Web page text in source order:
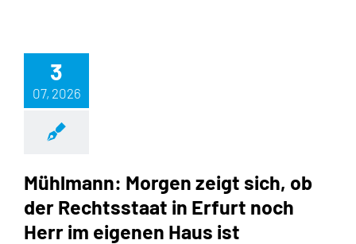
3
07, 2026
Mühlmann: Morgen zeigt sich, ob
der Rechtsstaat in Erfurt noch
Herr im eigenen Haus ist